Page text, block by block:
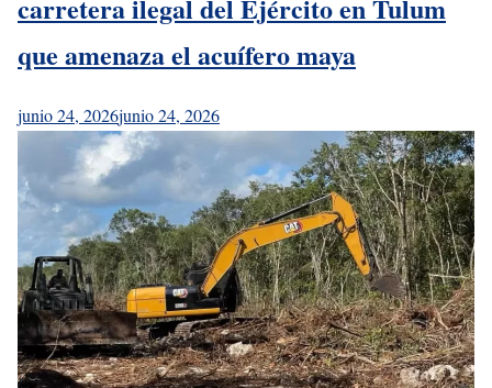
carretera ilegal del Ejército en Tulum
que amenaza el acuífero maya
junio 24, 2026junio 24, 2026